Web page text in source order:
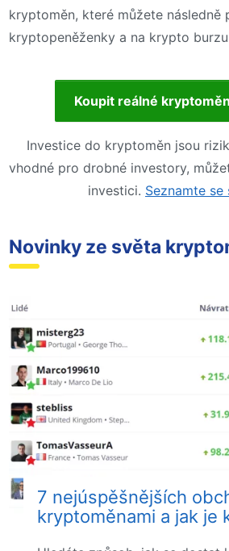
kryptoměn, které můžete následně
kryptopeněženky a na krypto
Koupit reálné
Investice do kryptoměn jsou
vhodné pro drobné investory,
investici. Seznamte se
Novinky ze světa
7 nejúspěšnějších
kryptoměnami a jak je